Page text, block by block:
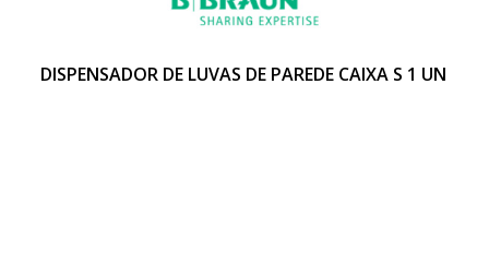
DISPENSADOR DE LUVAS DE PAREDE CAIXA S 1 UN